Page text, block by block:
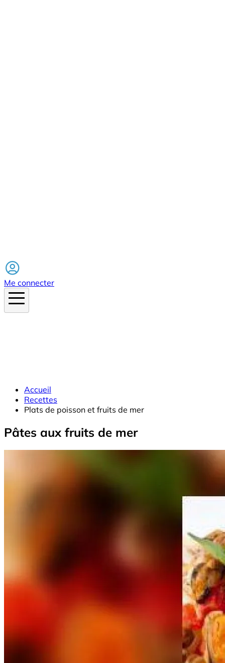
Me connecter
Accueil
Recettes
Plats de poisson et fruits de mer
Pâtes aux fruits de mer